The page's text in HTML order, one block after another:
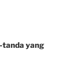
tanda yang